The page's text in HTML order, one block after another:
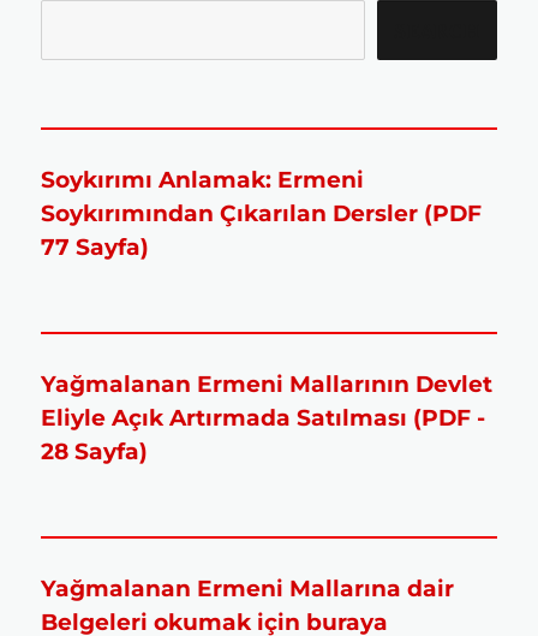
Soykırımı Anlamak: Ermeni
Soykırımından Çıkarılan Dersler (PDF
77 Sayfa)
Yağmalanan Ermeni Mallarının Devlet
Eliyle Açık Artırmada Satılması (PDF -
28 Sayfa)
Yağmalanan Ermeni Mallarına dair
Belgeleri okumak için buraya